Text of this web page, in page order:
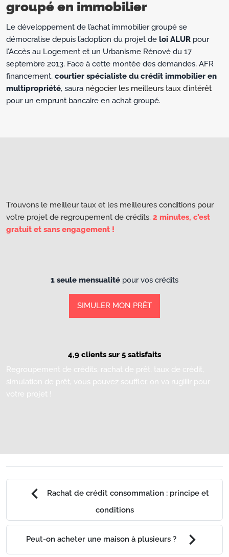
groupé en immobilier
Le développement de l’achat immobilier groupé se
démocratise depuis l’adoption du projet de loi ALUR pour
l’Accès au Logement et un Urbanisme Rénové du 17
septembre 2013. Face à cette montée des demandes, AFR
financement, courtier spécialiste du crédit immobilier en
multipropriété, saura négocier les meilleurs taux d’intérêt
pour un emprunt bancaire en achat groupé.
Trouvons le meilleur taux et les meilleures conditions pour
votre projet de regroupement de crédits. 2 minutes, c’est
gratuit et sans engagement !
1 seule mensualité pour vos crédits
SIMULER MON PRÊT
4,9 clients sur 5 satisfaits
Regroupement de crédits, rachat de prêt, taux de crédit,
simulation de prêt, vous pouvez souffler, on va rugiiiir pour
votre projet !
chevron_left
Rachat de crédit consommation : principe et
conditions
Peut-on acheter une maison à plusieurs ? chevron_right